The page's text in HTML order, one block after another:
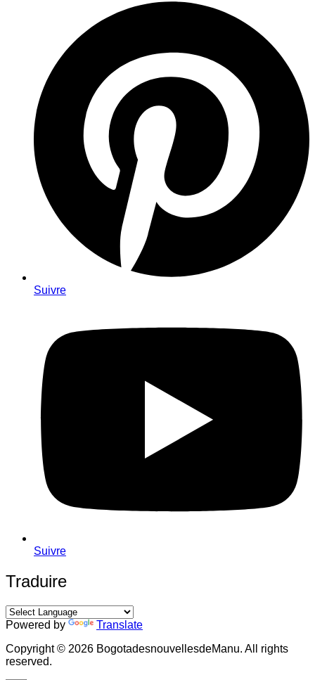
Suivre
Suivre
Traduire
Powered by
Translate
Copyright © 2026 BogotadesnouvellesdeManu. All rights
reserved.